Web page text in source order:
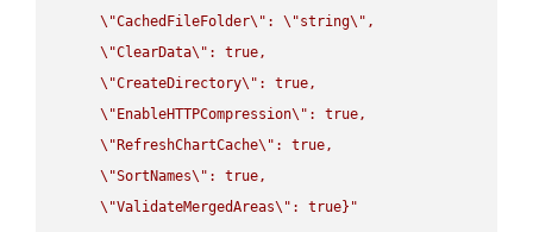
\"CachedFileFolder\" : \"string\" ,
\"ClearData\" : true,
\"CreateDirectory\" : true,
\" EnableHTTPCompression\" : true,
\" RefreshChartCache\" : true,
\"SortNames\" : true,
\"ValidateMergedAreas\" : true}"